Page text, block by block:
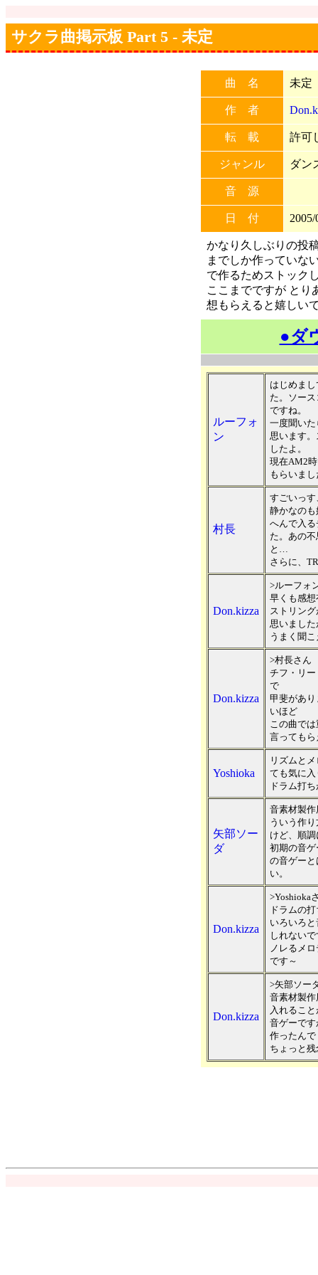
サクラ曲掲示板 Part 5 - 未定
曲 名 未定
作 者
転 載 許可
ジャンル ダン
音 源
日 付
かなり久しぶりの投
までしか作っていな
で作るためストック
ここまでですが とり
想もらえると嬉しい
●ダ
ルーフォ
ン
はじめま
た。ソー
ですね。
一度聞い
思います
したよ。
現在AM2
もらいま
村長
すごいっ
静かなの
へんで入
た。あの
と…
さらに、
Don.kizza
>ルーフォ
早くも感
ストリン
思いました
うまく聞
Don.kizza
>村長さん
チフ・リ
で
甲斐があ
いほど
この曲で
言っても
Yoshioka
リズムと
ても気に
ドラム打
矢部ソー
ダ
音素材製
ういう作
けど、順
初期の音
の音ゲー
い。
Don.kizza
>Yoshioka
ドラムの
いろいろ
しれない
ノレるメ
です～
Don.kizza
>矢部ソー
音素材製
入れるこ
音ゲーで
作ったんで
ちょっと